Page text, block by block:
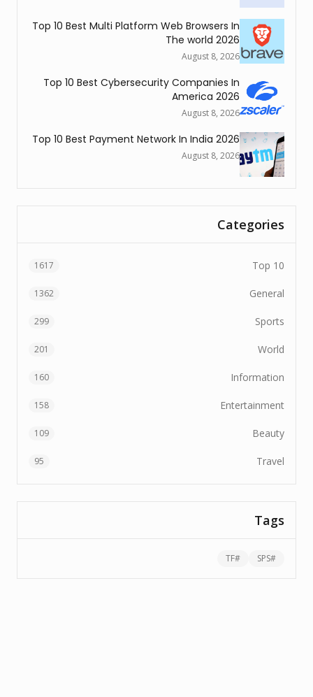
Top 10 Best Multi Platform Web Browsers In
The world 2026
August 8, 2026
Top 10 Best Cybersecurity Companies In
America 2026
August 8, 2026
Top 10 Best Payment Network In India 2026
August 8, 2026
Categories
Top 10
1617
General
1362
Sports
299
World
201
Information
160
Entertainment
158
Beauty
109
Travel
95
Tags
#
SPS
#
TF